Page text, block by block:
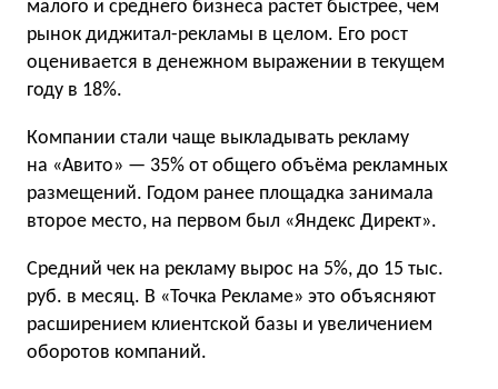
малого и среднего бизнеса растет быстрее, чем
рынок диджитал-рекламы в целом. Его рост
оценивается в денежном выражении в текущем
году в 18%.
Компании стали чаще выкладывать рекламу
на «Авито» — 35% от общего объёма рекламных
размещений. Годом ранее площадка занимала
второе место, на первом был «Яндекс Директ».
Средний чек на рекламу вырос на 5%, до 15 тыс.
руб. в месяц. В «Точка Рекламе» это объясняют
расширением клиентской базы и увеличением
оборотов компаний.